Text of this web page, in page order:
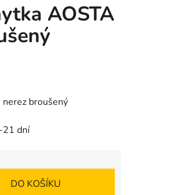
AOSTA
broušený
21 dní
DO KOŠÍKU